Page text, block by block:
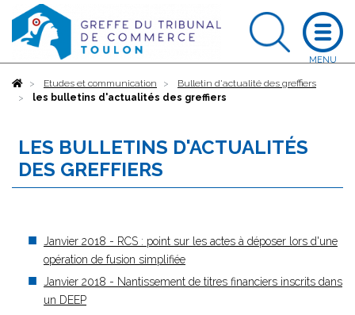
AccueilEtudes et communication
Bulletin d'actualité des greffiers
les bulletins d'actualités des greffiers
LES BULLETINS D'ACTUALITÉS
DES GREFFIERS
Janvier 2018 - RCS : point sur les actes à déposer lors d'une
opération de fusion simplifiée
Janvier 2018 - Nantissement de titres financiers inscrits dans
un DEEP